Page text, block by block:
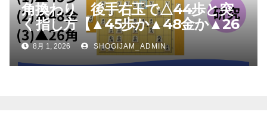
角換わり 後手右玉で△44歩と突
く指し方【▲45歩か▲48金か▲26
角か】
8月 1, 2026 SHOGIJAM_ADMIN